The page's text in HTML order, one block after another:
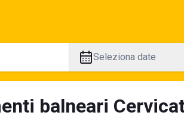
Seleziona date
balneari